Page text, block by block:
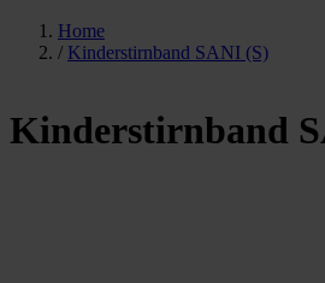
Home
/ Kinderstirnband SANI (S)
Kinderstirnband